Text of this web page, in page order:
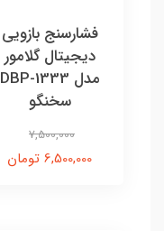
فشارسنج بازویی
دیجیتال گلامور
مدل DBP-1333
سخنگو
7,500,000
6,500,000 تومان